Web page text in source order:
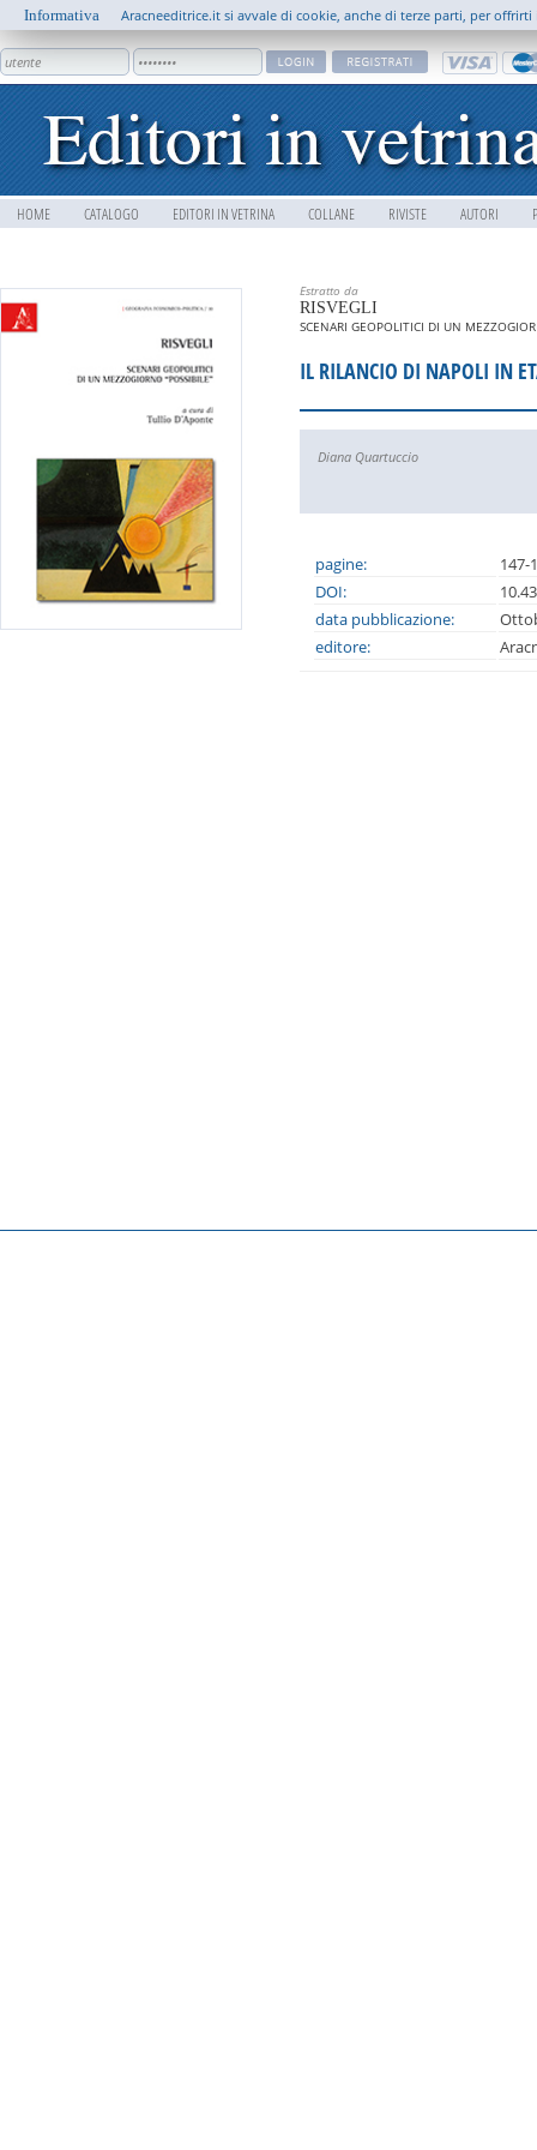
HOME CATALOGO EDITORI IN VETRINA COLLANE RIVISTE AUTORI
Informativa Aracneeditrice.it si avvale di cookie, anche di terze parti, per
Estratto da
RISVEGLI
SCENARI GEOPOLITICI DI UN
IL RILANCIO DI NAPOLI IN
Diana Quartuccio
pagine:
147-
DOI:
data pubblicazione:
editore: